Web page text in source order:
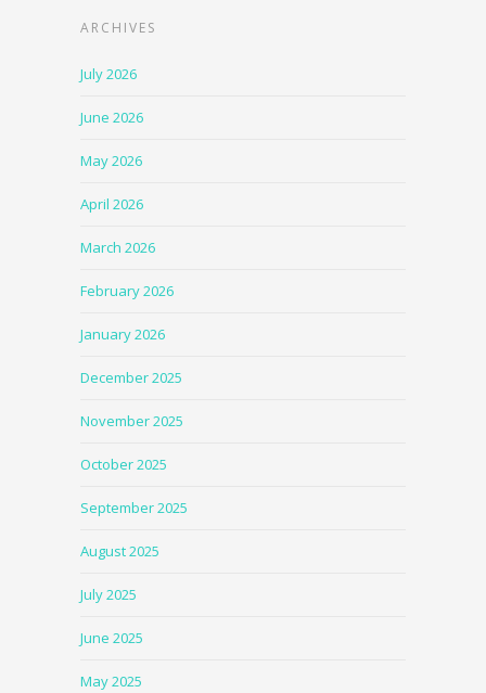
ARCHIVES
July 2026
June 2026
May 2026
April 2026
March 2026
February 2026
January 2026
December 2025
November 2025
October 2025
September 2025
August 2025
July 2025
June 2025
May 2025